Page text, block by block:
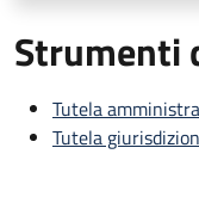
Strumenti
Tutela
Tutela